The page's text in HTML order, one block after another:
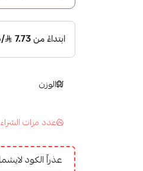
الوزن
عدد مرات الشراء
عذراً الكود